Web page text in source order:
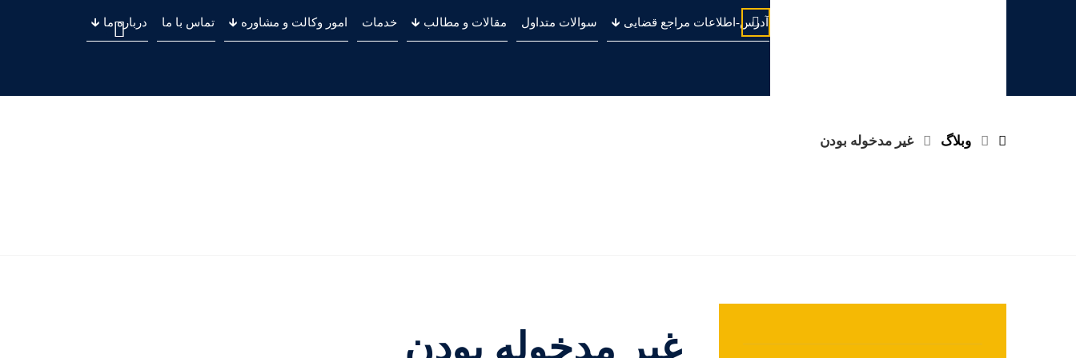
درباره ما 🡳 تماس با ما امور وکالت و مشاوره 🡳 خدمات مقالات و مطالب 🡳 سوالات متداول آدرس-اطلاعات مراجع قضایی 🡳
.
وبلاگ غیر مدخوله بودن
غیر مدخوله بودن